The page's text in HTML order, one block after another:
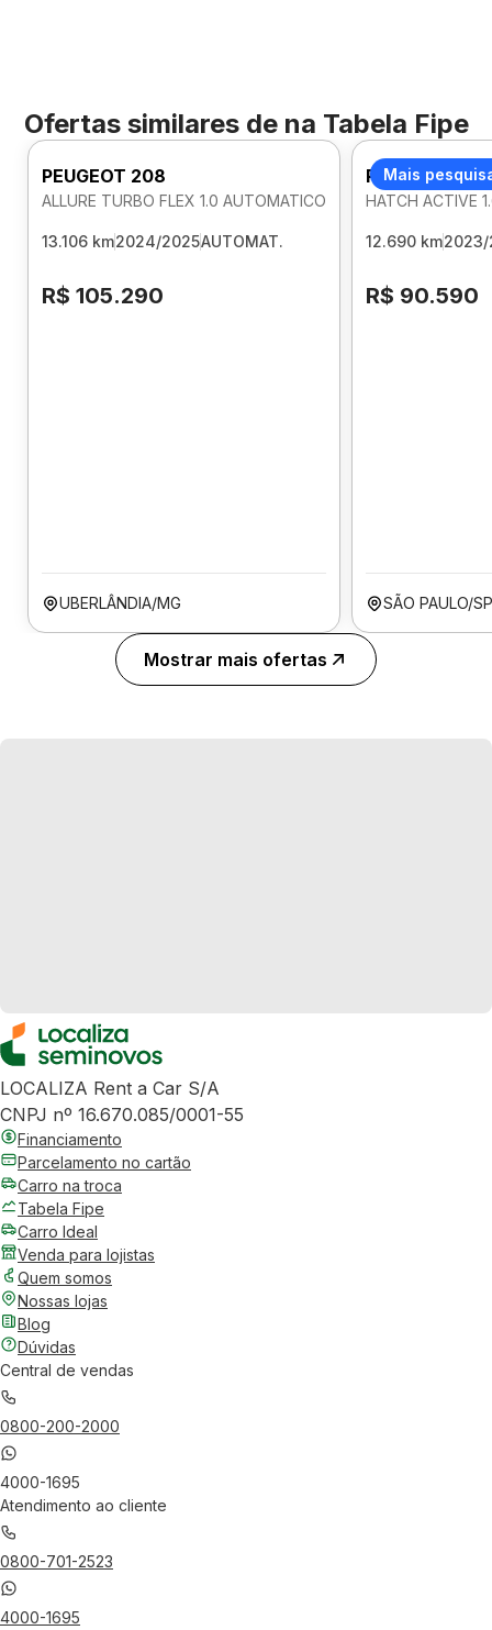
Ofertas similares de na Tabela Fipe
PEUGEOT 208
ALLURE TURBO FLEX 1.0 AUTOMATICO
13.106 km2024/2025AUTOMAT.
R$ 105.290
UBERLÂNDIA/MG
Mais
PEUGEOT 208
HATCH ACTIVE
12.690 km
R$ 90.590
SÃO PAULO/SP
Mostrar mais ofertas
LOCALIZA Rent a Car S/A
CNPJ nº 16.670.085/0001-55
Financiamento
Parcelamento no cartão
Carro na troca
Tabela Fipe
Carro Ideal
Venda para lojistas
Quem somos
Nossas lojas
Blog
Dúvidas
Central de vendas
0800-200-2000
4000-1695
Atendimento ao cliente
0800-701-2523
4000-1695